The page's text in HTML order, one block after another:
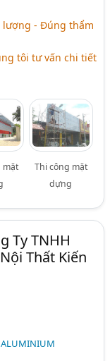
- Đúng thẩm
tôi tư vấn chi tiết
mặt
Thi công mặt
dựng
Ty TNHH
Thất Kiến
ALUMINIUM